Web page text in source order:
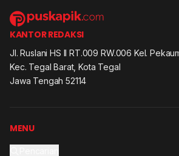
KANTOR REDAKSI
Jl. Ruslani HS II RT.009 RW.006 Kel.
Kec. Tegal Barat, Kota Tegal
Jawa Tengah 52114
MENU